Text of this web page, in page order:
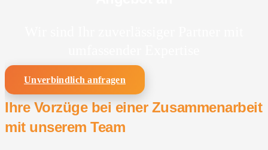
Unverbindlich anfragen
Ihre Vorzüge bei einer Zusammenarbeit
mit unserem Team